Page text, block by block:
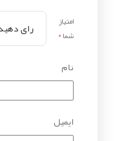
امتیاز
شما*
نام
ایمیل